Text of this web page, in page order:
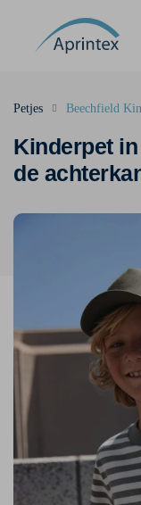
Kinderpet
de
Petjes Beechfield